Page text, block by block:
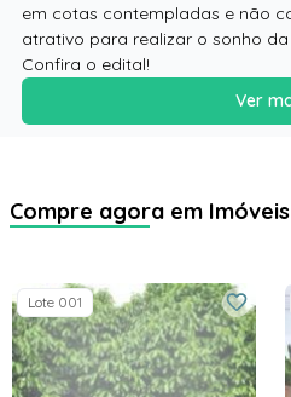
em cotas contempladas e não
atrativo para realizar o sonho
Confira o edital!
Ver
Compre agora em Imóveis
Lote 001